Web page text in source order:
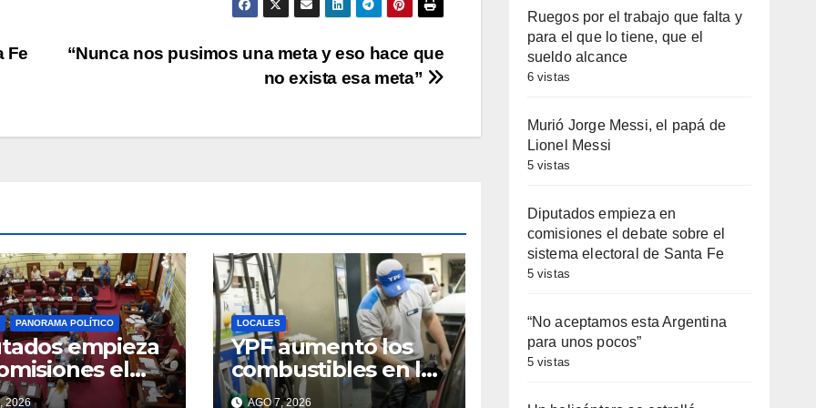
el
volumen.
“Nunca nos pusimos una meta y eso hace que
no exista esa meta”
Fe
PANORAMA POLÍTICO
empieza
el
sobre el
2026
LOCALES
YPF aumentó los
combustibles en la
ciudad de Santa Fe:
AGO 7, 2026
Ruegos por el trabajo que falta y
para el que lo tiene, que el
sueldo alcance
6 vistas
Murió Jorge Messi, el papá de
Lionel Messi
5 vistas
Diputados empieza en
comisiones el debate sobre el
sistema electoral de Santa Fe
5 vistas
“No aceptamos esta Argentina
para unos pocos”
5 vistas